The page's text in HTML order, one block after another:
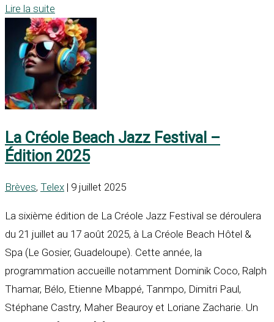
Lire la suite
La Créole Beach Jazz Festival –
Édition 2025
Brèves, Telex | 9 juillet 2025
La sixième édition de La Créole Jazz Festival se déroulera
du 21 juillet au 17 août 2025, à La Créole Beach Hôtel &
Spa (Le Gosier, Guadeloupe). Cette année, la
programmation accueille notamment Dominik Coco, Ralph
Thamar, Bélo, Etienne Mbappé, Tanmpo, Dimitri Paul,
Stéphane Castry, Maher Beauroy et Loriane Zacharie. Un